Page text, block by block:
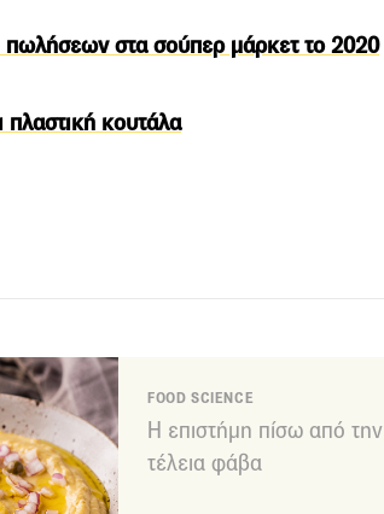
πωλήσεων στα σούπερ μάρκετ το 2020
κουτάλα
FOOD SCIENCE
Η επιστήμη πίσω από την
τέλεια φάβα